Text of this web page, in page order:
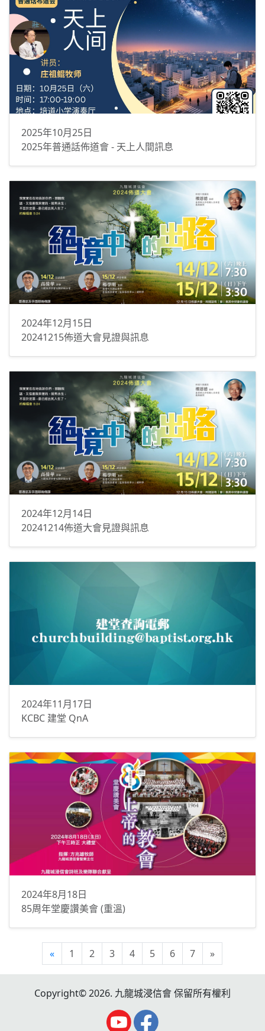
2025年10月25日
2025年普通話佈道會 - 天上人間訊息
2024年12月15日
20241215佈道大會見證與訊息
2024年12月14日
20241214佈道大會見證與訊息
2024年11月17日
KCBC 建堂 QnA
2024年8月18日
85周年堂慶讚美會 (重溫)
« 1 2 3 4 5 6 7 »
Copyright© 2026. 九龍城浸信會 保留所有權利